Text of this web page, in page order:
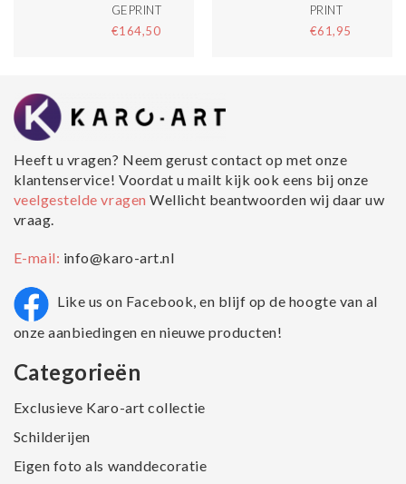
GEPRINT
€164,50
PRINT
€61,95
Heeft u vragen? Neem gerust contact op met onze
klantenservice! Voordat u mailt kijk ook eens bij onze
veelgestelde vragenWellicht beantwoorden wij daar uw
vraag.
E-mail: info@karo-art.nl
Like us on Facebook, en blijf op de hoogte van al
onze aanbiedingen en nieuwe producten!
Categorieën
Exclusieve Karo-art collectie
Schilderijen
Eigen foto als wanddecoratie